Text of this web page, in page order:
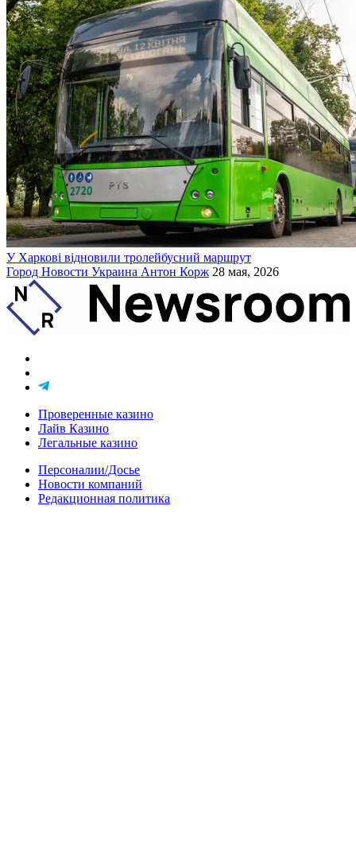
У Харкові відновили тролейбусний маршрут
Город Новости Украина Антон Корж 28 мая, 2026
Проверенные казино
Лайв Казино
Легальные казино
Персоналии/Досье
Новости компаний
Редакционная политика